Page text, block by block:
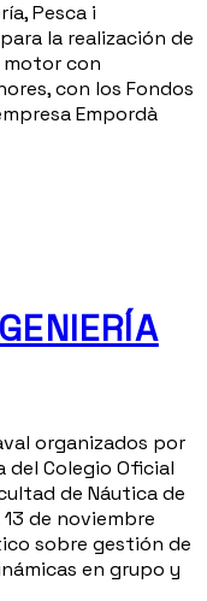
Pesca i
la realización de
motor con
con los Fondos
Empordà
organizados por
Colegio Oficial
de Náutica de
13 de noviembre
sobre gestión de
en grupo y